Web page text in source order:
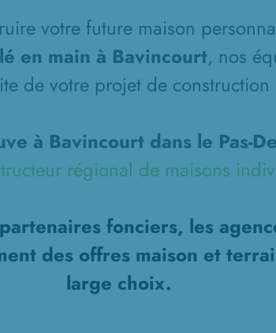
votre future maison
en main à Bavincourt, nos
de votre projet de construction
à Bavincourt dans le Pas-
régional de maisons
fonciers, les
des offres maison et
large choix.